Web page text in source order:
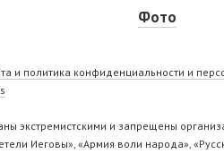
Фото
и политика конфиденциальности и
экстремистскими и запрещены
Иеговы», «Армия воли народа»,